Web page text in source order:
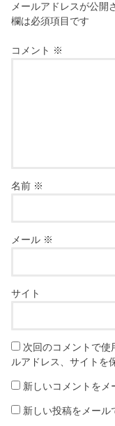
メールアドレスが公開
欄は必須項目です
コメント ※
名前 ※
メール ※
サイト
次回のコメントで使
ルアドレス、サイトを
新しいコメントをメ
新しい投稿をメール